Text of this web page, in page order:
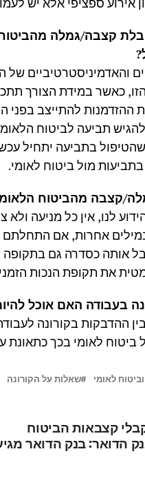
קצבה/גמלה
והאדמיניסטרטיביים
כאשר במידת הצורך
ההזדמנות להתייצב
תביעה לביטוח
בתביעה יתחיל
בתביעות מול ביטוח לאומי.
קצבה מהביטוח
הידוע לנו, אין כל מניעה
אחרות, אם
אותה כסדרה גם
את תקופת הנכות
בעבודה האם אוכל
ההדבקות בקורונה
לאומי בכך כתאונת
לאומי שאלות על הקורונה
קצבאות הביטוח
הדואר: בנק הדואר